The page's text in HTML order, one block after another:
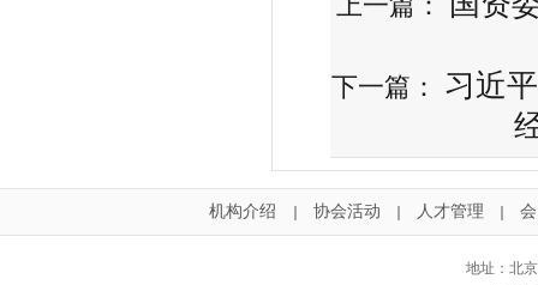
下一篇：
习近
机构介绍 协会活动 人才管理
地址：北